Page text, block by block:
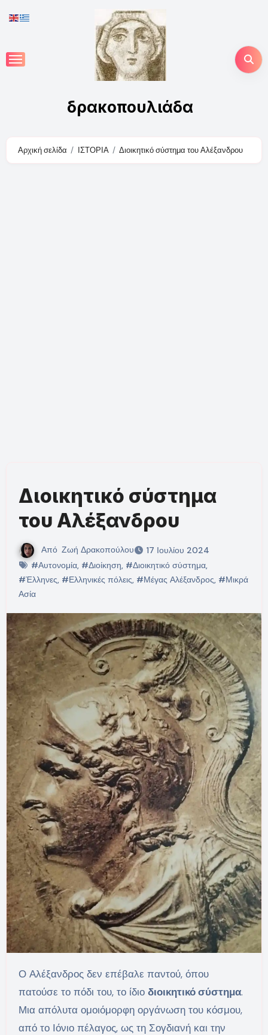
to
δρακοπουλιάδα
Αρχική σελίδα ΙΣΤΟΡΙΑ Διοικητικό σύστημα του Αλέξανδρου
Διοικητικό σύστημα
του Αλέξανδρου
Από Ζωή Δρακοπούλου
17 Ιουλίου 2024
#Αυτονομία, #Διοίκηση, #Διοικητικό σύστημα,
#Έλληνες, #Ελληνικές πόλεις, #Μέγας Αλέξανδρος, #Μικρά
Ασία
Ο Αλέξανδρος δεν επέβαλε παντού, όπου
πατούσε το πόδι του, το ίδιο διοικητικό σύστημα.
Μια απόλυτα ομοιόμορφη οργάνωση του κόσμου,
από το Ιόνιο πέλαγος, ως τη Σογδιανή και την